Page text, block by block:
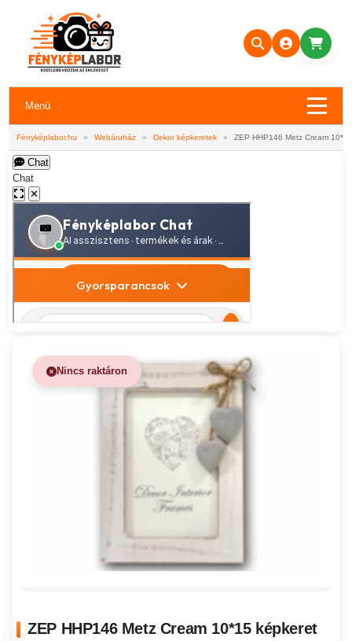
Menü
Fényképlabor.hu » Webáruház » Dekor képkeretek » ZEP HHP146 Metz Cream
Chat
Chat
✕
Nincs raktáron
ZEP HHP146 Metz Cream 10*15 képkeret